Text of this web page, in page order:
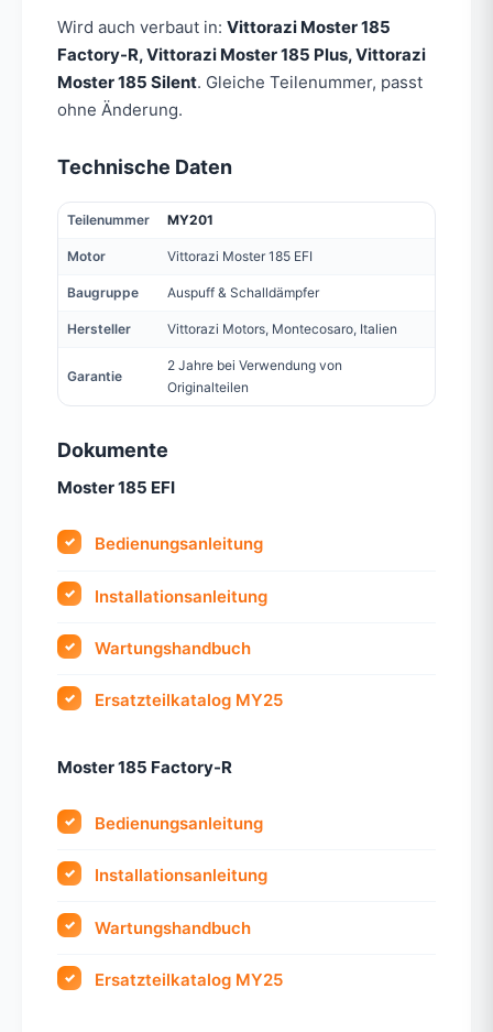
Wird auch verbaut in: Vittorazi Moster 185
Factory-R, Vittorazi Moster 185 Plus, Vittorazi
Moster 185 Silent. Gleiche Teilenummer, passt
ohne Änderung.
Technische Daten
Teilenummer MY201
Motor Vittorazi Moster 185 EFI
Baugruppe Auspuff & Schalldämpfer
Hersteller Vittorazi Motors, Montecosaro, Italien
Garantie
2 Jahre bei Verwendung von
Originalteilen
Dokumente
Moster 185 EFI
Bedienungsanleitung
Installationsanleitung
Wartungshandbuch
Ersatzteilkatalog MY25
Moster 185 Factory-R
Bedienungsanleitung
Installationsanleitung
Wartungshandbuch
Ersatzteilkatalog MY25